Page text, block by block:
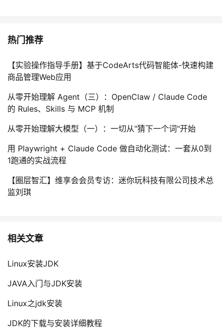
热门推荐
【实验操作指导手册】基于CodeArts代码智能体-快速构建
商品管理Web应用
从零开始理解 Agent（三）：OpenClaw / Claude Code
的 Rules、Skills 与 MCP 机制
从零开始理解大模型（一）：一切从"猜下一个词"开始
用 Playwright + Claude Code 做自动化测试：一套从0到
1跑通的实战流程
【圈层智汇】维享会会员专访：迷你玩科技有限公司技术总
监刘琪
相关文章
Linux安装JDK
JAVA入门与JDK安装
Linux之jdk安装
JDK的下载与安装详细教程